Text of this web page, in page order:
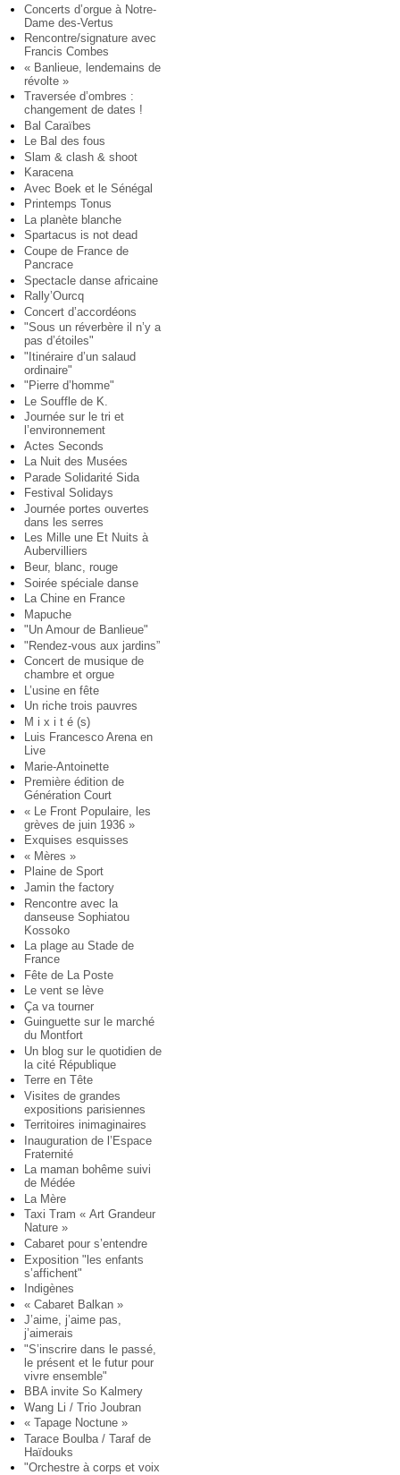
Concerts d’orgue à Notre-
Dame des-Vertus
Rencontre/signature avec
Francis Combes
« Banlieue, lendemains de
révolte »
Traversée d’ombres :
changement de dates !
Bal Caraïbes
Le Bal des fous
Slam & clash & shoot
Karacena
Avec Boek et le Sénégal
Printemps Tonus
La planète blanche
Spartacus is not dead
Coupe de France de
Pancrace
Spectacle danse africaine
Rally’Ourcq
Concert d’accordéons
"Sous un réverbère il n’y a
pas d’étoiles"
"Itinéraire d’un salaud
ordinaire"
"Pierre d’homme"
Le Souffle de K.
Journée sur le tri et
l’environnement
Actes Seconds
La Nuit des Musées
Parade Solidarité Sida
Festival Solidays
Journée portes ouvertes
dans les serres
Les Mille une Et Nuits à
Aubervilliers
Beur, blanc, rouge
Soirée spéciale danse
La Chine en France
Mapuche
"Un Amour de Banlieue"
"Rendez-vous aux jardins”
Concert de musique de
chambre et orgue
L’usine en fête
Un riche trois pauvres
M i x i t é (s)
Luis Francesco Arena en
Live
Marie-Antoinette
Première édition de
Génération Court
« Le Front Populaire, les
grèves de juin 1936 »
Exquises esquisses
« Mères »
Plaine de Sport
Jamin the factory
Rencontre avec la
danseuse Sophiatou
Kossoko
La plage au Stade de
France
Fête de La Poste
Le vent se lève
Ça va tourner
Guinguette sur le marché
du Montfort
Un blog sur le quotidien de
la cité République
Terre en Tête
Visites de grandes
expositions parisiennes
Territoires inimaginaires
Inauguration de l’Espace
Fraternité
La maman bohême suivi
de Médée
La Mère
Taxi Tram « Art Grandeur
Nature »
Cabaret pour s’entendre
Exposition "les enfants
s’affichent"
Indigènes
« Cabaret Balkan »
J’aime, j’aime pas,
j’aimerais
"S’inscrire dans le passé,
le présent et le futur pour
vivre ensemble"
BBA invite So Kalmery
Wang Li / Trio Joubran
« Tapage Noctune »
Tarace Boulba / Taraf de
Haïdouks
"Orchestre à corps et voix